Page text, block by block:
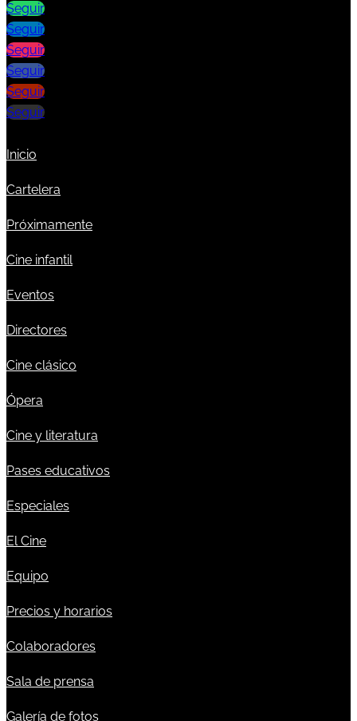
Seguir
Seguir
Seguir
Seguir
Seguir
Seguir
Inicio
Cartelera
Próximamente
Cine infantil
Eventos
Directores
Cine clásico
Ópera
Cine y literatura
Pases educativos
Especiales
El Cine
Equipo
Precios y horarios
Colaboradores
Sala de prensa
Galería de fotos